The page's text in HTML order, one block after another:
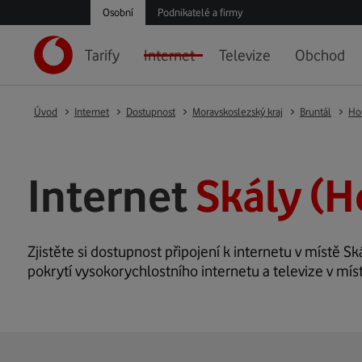
Osobní Podnikatelé a firmy
Tarify Internet Televize Obchod
Úvod Internet Dostupnost Moravskoslezský kraj Bruntál
InternetSkály
Zjistěte si dostupnost připojení k internetu v místě
pokrytí vysokorychlostního internetu a televize v